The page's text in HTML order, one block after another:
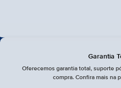
Garantia
Oferecemos garantia total, suporte
compra. Confira mais na